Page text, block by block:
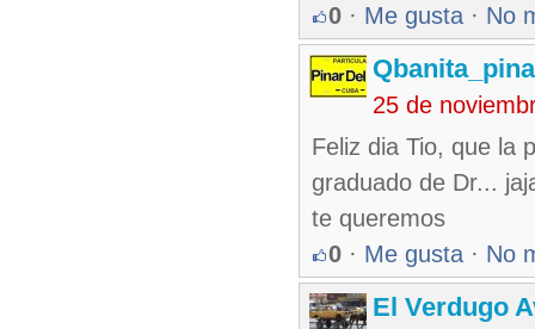
0 · Me gusta · No
25 de
Feliz dia Tio, que la
graduado de Dr...
te queremos
0 · Me gusta · No
El Verdugo